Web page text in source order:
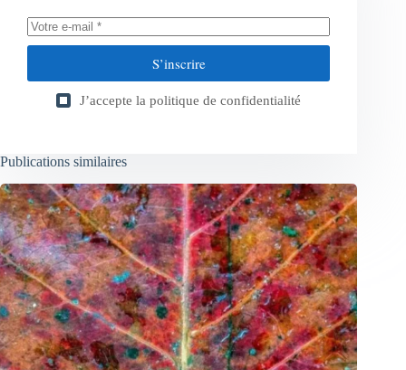
S’inscrire
J’accepte la politique de confidentialité
Publications similaires